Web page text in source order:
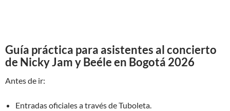
Guía práctica para asistentes al concierto
de Nicky Jam y Beéle en Bogotá 2026
Antes de ir:
Entradas oficiales a través de Tuboleta.